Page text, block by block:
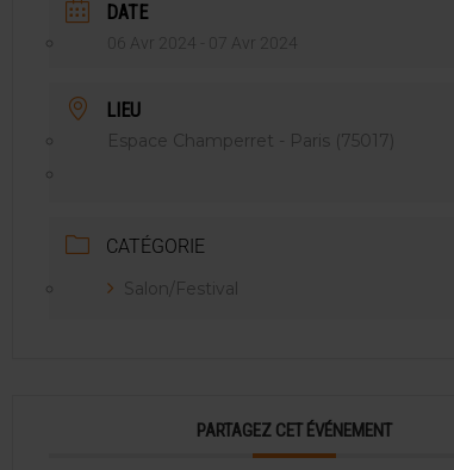
DATE
06 Avr 2024 - 07 Avr 2024
LIEU
Espace Champerret - Paris (75017)
CATÉGORIE
Salon/Festival
PARTAGEZ CET ÉVÉNEMENT